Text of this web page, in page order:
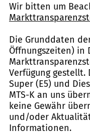
Wir bitten um
Die Grunddaten
Öffnungszeiten) in
Verfügung gestellt.
Super (E5) und
MTS-K an uns
keine Gewähr
und/oder
Informationen.